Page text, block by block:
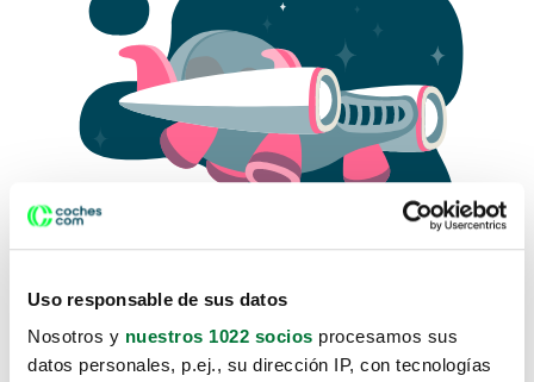
Uso responsable de sus datos
Nosotros y nuestros 1022 socios procesamos sus
datos personales, p.ej., su dirección IP, con tecnologías